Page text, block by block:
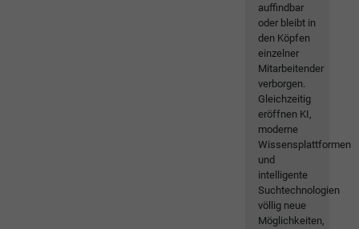
auffindbar
oder bleibt in
den Köpfen
einzelner
Mitarbeitender
verborgen.
Gleichzeitig
eröffnen KI,
moderne
Wissensplattformen
und
intelligente
Suchtechnologien
völlig neue
Möglichkeiten,